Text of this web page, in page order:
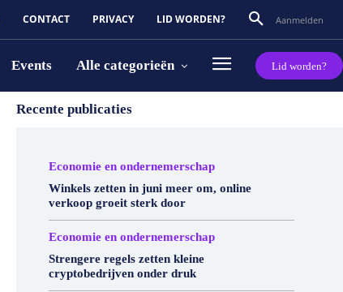
CONTACT PRIVACY LID WORDEN? Aanmelden
Events Alle categorieën Lid worden?
Recente publicaties
Economie en ondernemerschap
Winkels zetten in juni meer om, online
verkoop groeit sterk door
Economie en ondernemerschap
Strengere regels zetten kleine
cryptobedrijven onder druk